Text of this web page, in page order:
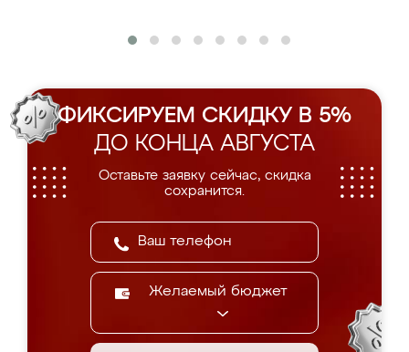
ФИКСИРУЕМ СКИДКУ В 5%
ДО КОНЦА АВГУСТА
Оставьте заявку сейчас, скидка
сохранится.
Желаемый бюджет